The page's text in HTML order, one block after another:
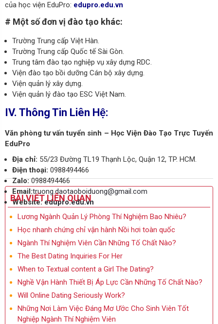
của học viện EduPro: edupro.edu.vn
# Một số đơn vị đào tạo khác:
Trường Trung cấp Việt Hàn.
Trường Trung cấp Quốc tế Sài Gòn.
Trung tâm đào tạo nghiệp vụ xây dựng RDC.
Viện đào tạo bồi dưỡng Cán bộ xây dựng.
Viện quản lý xây dựng.
Viện quản lý đào tạo ESC Việt Nam.
IV. Thông Tin Liên Hệ:
Văn phòng tư vấn tuyển sinh – Học Viện Đào Tạo Trực Tuyến
EduPro
Địa chỉ: 55/23 Đường TL19 Thạnh Lộc, Quận 12, TP. HCM.
Điện thoại: 0988494466
Zalo:0988494466
Email:truong.daotaoboiduong@gmail.com
Website: edupro.edu.vn
BÀI VIẾT LIÊN QUAN
Lương Ngành Quản Lý Phòng Thí Nghiệm Bao Nhiêu?
Học nhanh chứng chỉ vận hành Nồi hơi toàn quốc
Ngành Thí Nghiệm Viên Cần Những Tố Chất Nào?
The Best Dating Inquiries For Her
When to Textual content a Girl The Dating?
Nghề Vận Hành Thiết Bị Áp Lực Cần Những Tố Chất Nào?
Will Online Dating Seriously Work?
Những Nơi Làm Việc Đáng Mơ Ước Cho Sinh Viên Tốt
Nghiệp Ngành Thí Nghiệm Viên